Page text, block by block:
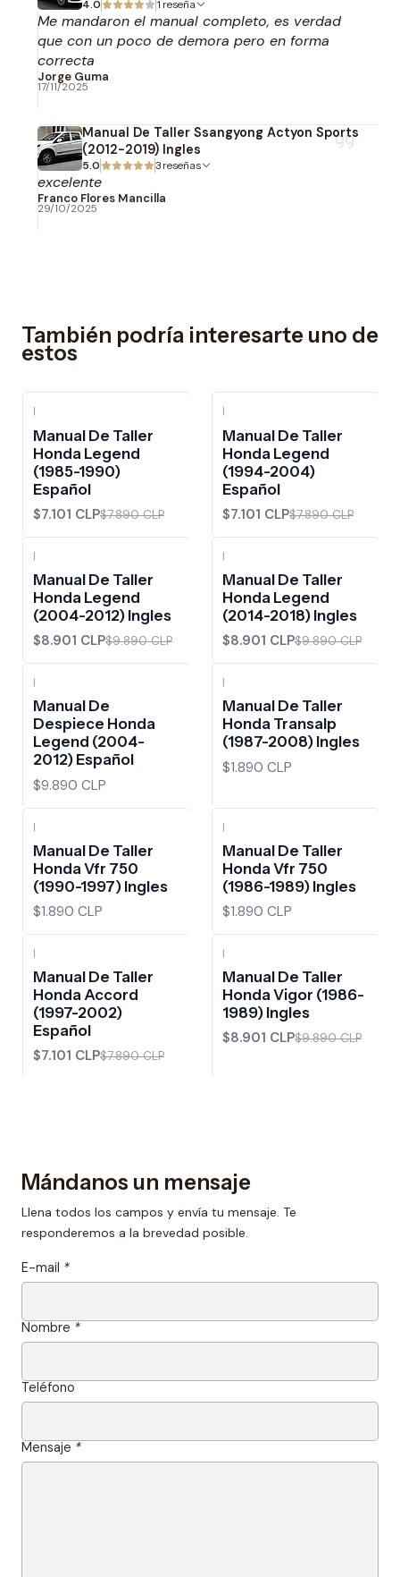
4.0 1 reseña
Me mandaron el manual completo, es verdad
que con un poco de demora pero en forma
correcta
Jorge Guma
17/11/2025
Manual De Taller Ssangyong Actyon Sports
(2012-2019) Ingles
5.0 3 reseñas
excelente
Franco Flores Mancilla
29/10/2025
También podría interesarte uno de
estos
|
Manual De Taller
Honda Legend
(1985-1990)
Español
$7.101 CLP$7.890 CLP
|
Manual De Taller
Honda Legend
(1994-2004)
Español
$7.101 CLP$7.890 CLP
|
Manual De Taller
Honda Legend
(2004-2012) Ingles
$8.901 CLP$9.890 CLP
|
Manual De Taller
Honda Legend
(2014-2018) Ingles
$8.901 CLP$9.890 CLP
|
Manual De
Despiece Honda
Legend (2004-
2012) Español
$9.890 CLP
|
Manual De Taller
Honda Transalp
(1987-2008) Ingles
$1.890 CLP
|
Manual De Taller
Honda Vfr 750
(1990-1997) Ingles
$1.890 CLP
|
Manual De Taller
Honda Vfr 750
(1986-1989) Ingles
$1.890 CLP
|
Manual De Taller
Honda Accord
(1997-2002)
Español
$7.101 CLP$7.890 CLP
|
Manual De Taller
Honda Vigor (1986-
1989) Ingles
$8.901 CLP$9.890 CLP
Mándanos un mensaje
Llena todos los campos y envía tu mensaje. Te
responderemos a la brevedad posible.
E-mail *
Nombre *
Teléfono
Mensaje *